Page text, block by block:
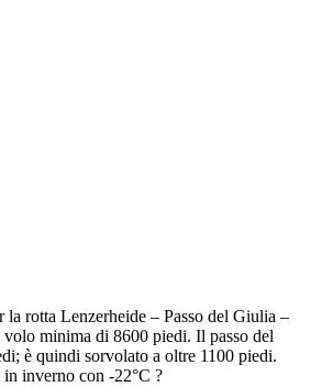
rotta Lenzerheide – Passo del Giulia –
volo minima di 8600 piedi. Il passo del
è quindi sorvolato a oltre 1100 piedi.
inverno con -22°C ?